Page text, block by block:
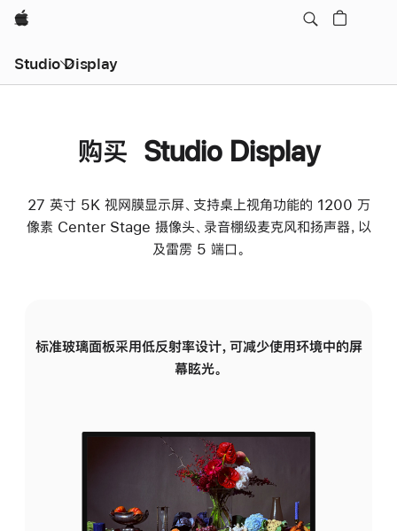
Apple
Studio Display
购买 Studio Display
27 英寸 5K 视网膜显示屏、支持桌上视角功能的 1200 万
像素 Center Stage 摄像头、录音棚级麦克风和扬声器，以
及雷雳 5 端口。
标准玻璃面板采用低反射率设计，可减少使用环境中的屏
幕眩光。